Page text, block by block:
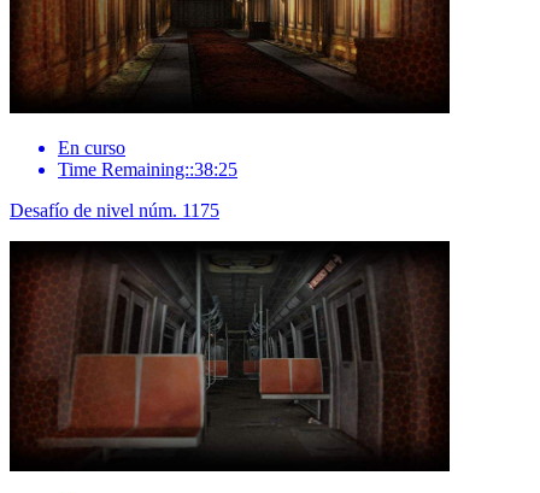
En curso
Time Remaining::38:25
Desafío de nivel núm. 1175